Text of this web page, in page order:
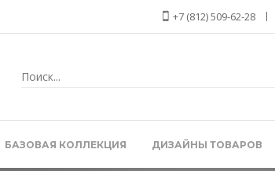
+7 (812) 509-62-28
БАЗОВАЯ КОЛЛЕКЦИЯ ДИЗАЙНЫ ТОВАРОВ